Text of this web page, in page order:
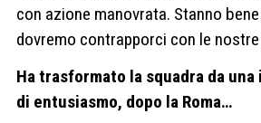
con azione manovrata. Stanno
dovremo contrapporci con le nostre
Ha trasformato la squadra da
di entusiasmo, dopo la Roma…